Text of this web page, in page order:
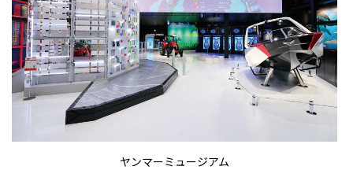
ヤンマーミュージアム